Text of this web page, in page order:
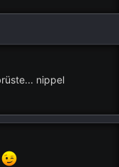
nippel